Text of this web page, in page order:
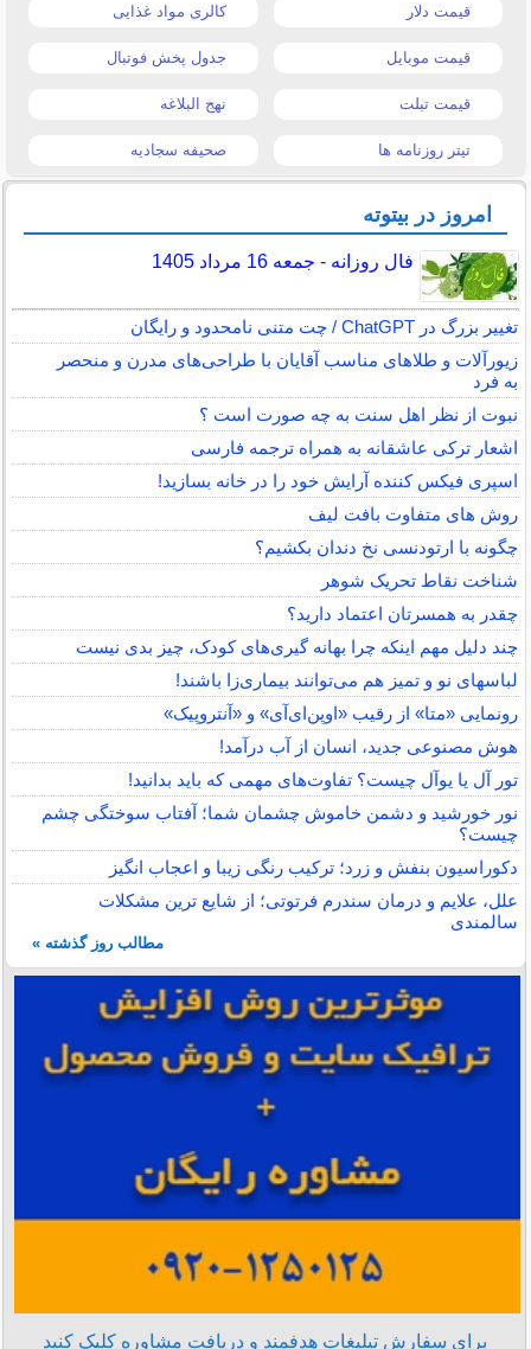
قیمت دلار کالری مواد غذایی
قیمت موبایل جدول پخش فوتبال
قیمت تبلت نهج البلاغه
تیتر روزنامه ها صحیفه سجادیه
امروز در بیتوته
فال روزانه - جمعه 16 مرداد 1405
تغییر بزرگ در ChatGPT / چت متنی نامحدود و رایگان
زیورآلات و طلاهای مناسب آقایان با طراحی‌های مدرن و منحصر
به فرد
نبوت از نظر اهل سنت به چه صورت است ؟
اشعار ترکی عاشقانه به همراه ترجمه فارسی
اسپری فیکس کننده آرایش خود را در خانه بسازید!
روش های متفاوت بافت لیف
چگونه با ارتودنسی نخ دندان بکشیم؟
شناخت نقاط تحریک شوهر
چقدر به همسرتان اعتماد دارید؟
چند دلیل مهم اینکه چرا بهانه گیری‌های کودک، چیز بدی نیست
لباس‎های نو و تمیز هم می‌توانند بیماری‌زا باشند!
رونمایی «متا» از رقیب «اوپن‌ای‌آی» و «آنتروپیک»
هوش مصنوعی جدید، انسان از آب درآمد!
تور آل یا یوآل چیست؟ تفاوت‌های مهمی که باید بدانید!
نور خورشید و دشمن خاموش چشمان شما؛ آفتاب سوختگی چشم
چیست؟
دکوراسیون بنفش و زرد؛ ترکیب رنگی زیبا و اعجاب انگیز
علل، علایم و درمان سندرم فرتوتی؛ از شایع ترین مشکلات
سالمندی
مطالب روز گذشته »
برای سفارش تبلیغات هدفمند و دریافت مشاوره کلیک کنید